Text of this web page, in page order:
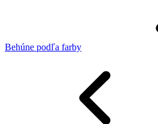
Behúne podľa farby